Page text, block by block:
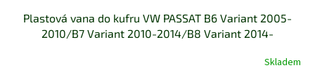
Plastová vana do kufru VW PASSAT B6 Variant 2005-
2010/B7 Variant 2010-2014/B8 Variant 2014-
Skladem